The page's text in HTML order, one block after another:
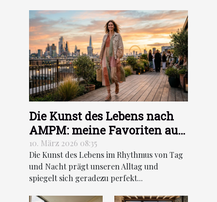
Die Kunst des Lebens nach
AMPM: meine Favoriten aus
der Frühjahr/Sommer-
Kollektion 2026
10. März 2026 08:35
Die Kunst des Lebens im Rhythmus von Tag
und Nacht prägt unseren Alltag und
spiegelt sich geradezu perfekt...